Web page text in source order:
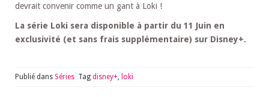
devrait convenir comme un gant à Loki !
La série Loki sera disponible à partir du 11 Juin en
exclusivité (et sans frais supplémentaire) sur Disney+.
Publié dans Séries Tag disney+, loki